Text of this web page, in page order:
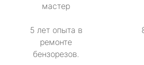
мастер
5 лет опыта в
ремонте
бензорезов.